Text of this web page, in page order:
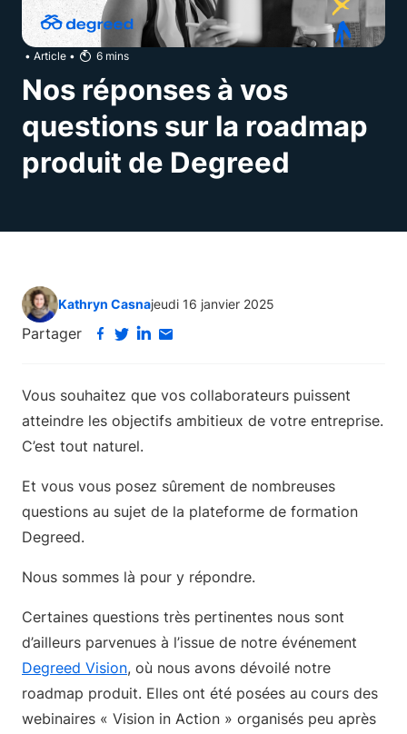
• Article • 6 mins
Nos réponses à vos
questions sur la roadmap
produit de Degreed
Kathryn Casnajeudi 16 janvier 2025
Partager
Vous souhaitez que vos collaborateurs puissent
atteindre les objectifs ambitieux de votre entreprise.
C’est tout naturel.
Et vous vous posez sûrement de nombreuses
questions au sujet de la plateforme de formation
Degreed.
Nous sommes là pour y répondre.
Certaines questions très pertinentes nous sont
d’ailleurs parvenues à l’issue de notre événement
Degreed Vision, où nous avons dévoilé notre
roadmap produit. Elles ont été posées au cours des
webinaires « Vision in Action » organisés peu après